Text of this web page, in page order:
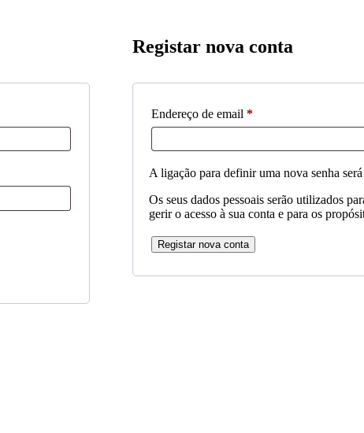
Registar nova conta
Endereço de email *Obrigatório
A ligação para definir uma nova senha
Os seus dados pessoais serão utilizados
gerir o acesso à sua conta e para os
Registar nova conta